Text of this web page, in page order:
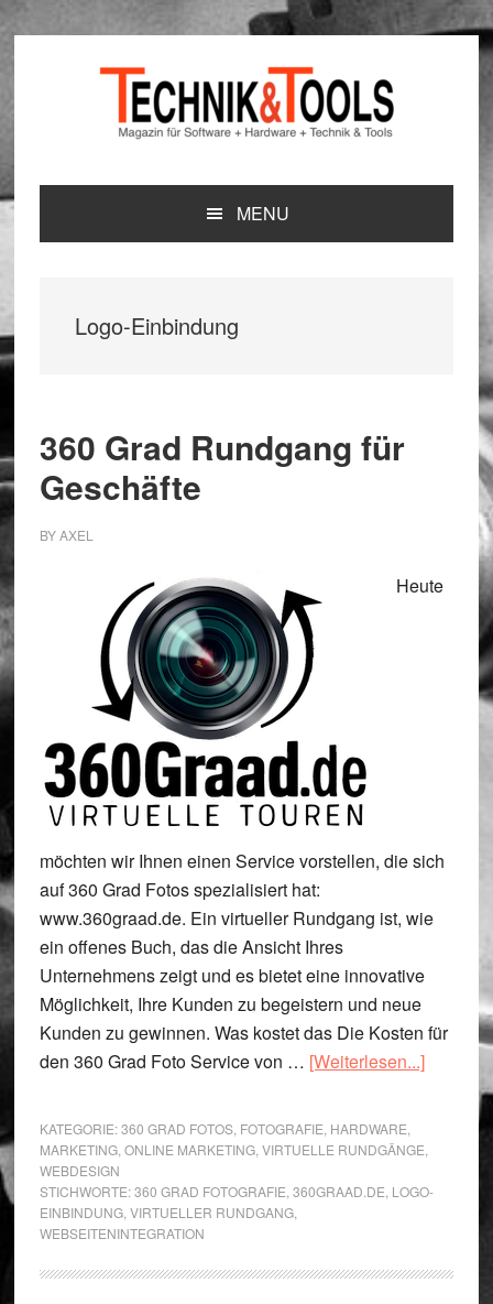
Zur
Hauptnavigation
Zum
Inhalt
Zur
Seitenspalte
MENU
Logo-Einbindung
360 Grad Rundgang für
Geschäfte
BYAXEL
Heute
möchten wir Ihnen einen Service vorstellen, die sich
auf 360 Grad Fotos spezialisiert hat:
www.360graad.de. Ein virtueller Rundgang ist, wie
ein offenes Buch, das die Ansicht Ihres
Unternehmens zeigt und es bietet eine innovative
Möglichkeit, Ihre Kunden zu begeistern und neue
Kunden zu gewinnen. Was kostet das Die Kosten für
den 360 Grad Foto Service von … [Weiterlesen...]Über360
für
KATEGORIE:360 GRAD FOTOS, FOTOGRAFIE HARDWARE
MARKETING, ONLINE MARKETING, VIRTUELLE RUNDGÄNGE
WEBDESIGN
STICHWORTE:360 GRAD FOTOGRAFIE 360GRAAD.DE LOGO-
EINBINDUNG, VIRTUELLER RUNDGANG,
WEBSEITENINTEGRATION